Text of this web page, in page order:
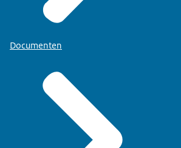
Documenten